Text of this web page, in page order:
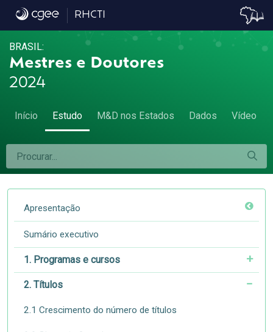
2.4 Contribuições dos programas
RHCTI
BRASIL:
Mestres e Doutores
2024
Início Estudo M&D nos Estados Dados Vídeo
Apresentação
Sumário executivo
1. Programas e cursos
2. Títulos
2.1 Crescimento do número de títulos